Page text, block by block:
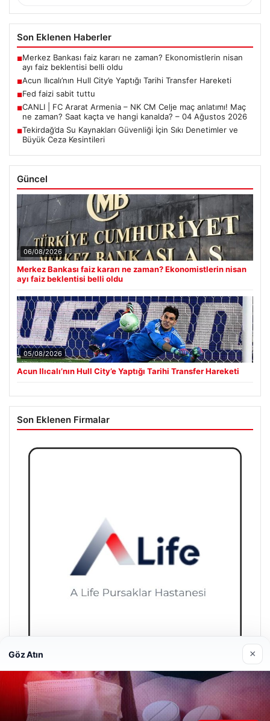
Son Eklenen Haberler
■Merkez Bankası faiz kararı ne zaman? Ekonomistlerin nisan
ayı faiz beklentisi belli oldu
■Acun Ilıcalı’nın Hull City’e Yaptığı Tarihi Transfer Hareketi
■Fed faizi sabit tuttu
■CANLI | FC Ararat Armenia – NK CM Celje maç anlatımı! Maç
ne zaman? Saat kaçta ve hangi kanalda? – 04 Ağustos 2026
■Tekirdağ’da Su Kaynakları Güvenliği İçin Sıkı Denetimler ve
Büyük Ceza Kesintileri
Güncel
06/08/2026
Merkez Bankası faiz kararı ne zaman? Ekonomistlerin nisan
ayı faiz beklentisi belli oldu
05/08/2026
Acun Ilıcalı’nın Hull City’e Yaptığı Tarihi Transfer Hareketi
Son Eklenen Firmalar
A Life Pursaklar Hastanesi
27/03/2026
Göz Atın ×